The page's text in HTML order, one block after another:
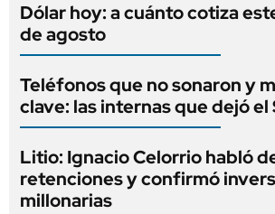
Dólar hoy: a cuánto cotiza
de agosto
Teléfonos que no sonaron y
clave: las internas que dejó el
Litio: Ignacio Celorrio habló
retenciones y confirmó
millonarias